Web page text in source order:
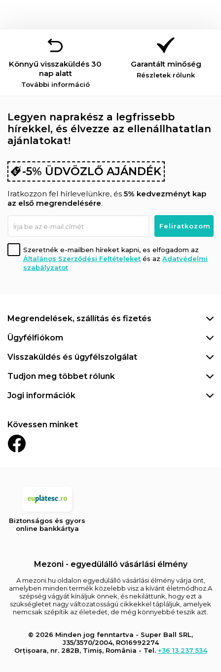
Könnyű visszaküldés 30
nap alatt
További információ
Garantált minőség
Részletek rólunk
Legyen naprakész a legfrissebb
hírekkel, és élvezze az ellenállhatatlan
ajánlatokat!
-5% ÜDVÖZLŐ AJÁNDÉK
Iratkozzon fel hírlevelünkre, és 5% kedvezményt kap
az első megrendelésére.
Szeretnék e-mailben híreket kapni, es elfogadom az
Általános Szerződési Feltételeket és az Adatvédelmi
szabályzatot
Megrendelések, szállítás és fizetés
Ügyfélfiókom
Visszaküldés és ügyfélszolgálat
Tudjon meg többet rólunk
Jogi információk
Kövessen minket
Biztonságos és gyors
online bankkártya
Mezoni - egyedülálló vásárlási élmény
A mezoni.hu oldalon egyedülálló vásárlási élmény várja önt,
amelyben minden termék közelebb visz a kívánt életmódhoz.A
szépség vágyát kínáljuk önnek, és nekiláttunk, hogy ezt a
szükségletet nagy változatosságú cikkekkel tápláljuk, amelyek
nemcsak szépítik az életedet, de még könnyebbé teszik azt.
© 2026 Minden jog fenntartva - Super Ball SRL,
J35/3570/2004, RO16992274
Orțișoara, nr. 282B, Timiș, România - Tel. +36 13 237 534